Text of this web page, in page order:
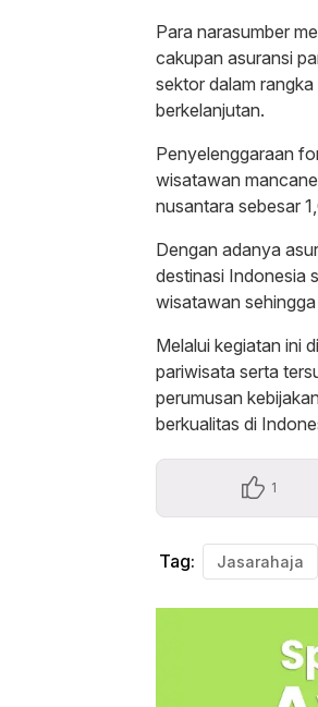
Para narasumber
cakupan asuransi
sektor dalam
berkelanjutan.
Penyelenggaraan
wisatawan
nusantara sebesar
Dengan adanya
destinasi Indonesia
wisatawan
Melalui kegiatan ini
pariwisata serta
perumusan
berkualitas di
1
Tag: Jasarahaja